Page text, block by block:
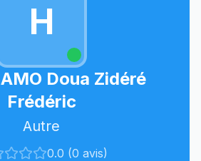
H
Doua Zidéré
Frédéric
Autre
0.0 (0 avis)